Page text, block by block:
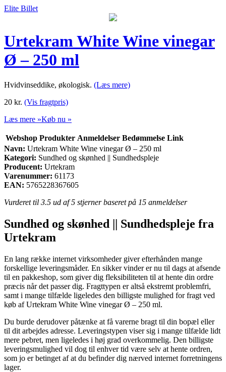
Elite Billet
Urtekram White Wine vinegar
Ø – 250 ml
Hvidvinseddike, økologisk. (Læs mere)
20 kr. (Vis fragtpris)
Læs mere »Køb nu »
Webshop Produkter Anmeldelser Bedømmelse Link
Navn: Urtekram White Wine vinegar Ø – 250 ml
Kategori: Sundhed og skønhed || Sundhedspleje
Producent: Urtekram
Varenummer: 61173
EAN: 5765228367605
Vurderet til 3.5 ud af 5 stjerner baseret på 15 anmeldelser
Sundhed og skønhed || Sundhedspleje fra
Urtekram
En lang række internet virksomheder giver efterhånden mange
forskellige leveringsmåder. En sikker vinder er nu til dags at afsende
til en pakkeshop, som giver dig fleksibiliteten til at hente din ordre
præcis når det passer dig. Fragttypen er altså ekstremt problemfri,
samt i mange tilfælde ligeledes den billigste mulighed for fragt ved
køb af Urtekram White Wine vinegar Ø – 250 ml.
Du burde derudover påtænke at få varerne bragt til din bopæl eller
til dit arbejdes adresse. Leveringstypen viser sig i mange tilfælde lidt
mere pebret, men ligeledes i høj grad overkommelig. Den billigste
leveringsmulighed vil dog til enhver tid være selv at hente ordren,
som jo er betinget af at du befinder dig nærved internet forretningens
lager.